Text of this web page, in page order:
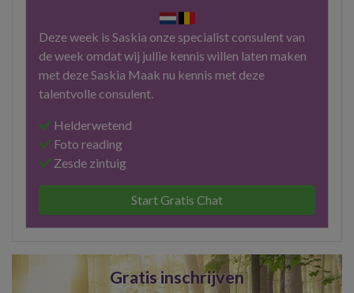
Deze week is Saskia onze specialist consulent van
de week omdat wij jullie kennis willen laten maken
met deze Saskia Maak nu kennis met deze
talentvolle consulent.
Helderwetend
Foto reading
Zesde zintuig
Start Gratis Chat
Gratis inschrijven